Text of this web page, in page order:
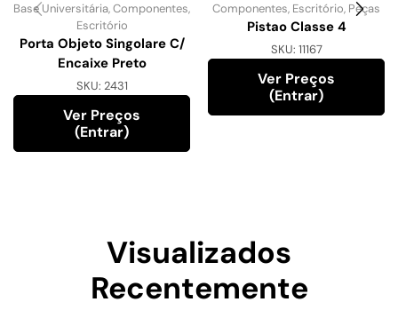
Base Universitária,Componentes,
Escritório
Porta Objeto Singolare C/
Encaixe Preto
SKU: 2431
Ver Preços
(entrar)
Componentes, Escritório, Peças
Pistao Classe 4
SKU: 11167
Ver Preços
(entrar)
Visualizados
Recentemente